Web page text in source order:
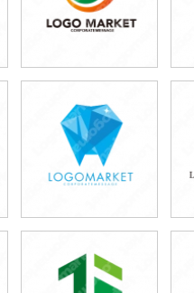
39,800円
(税込43,780円)
39,800円
(税込43,780円)